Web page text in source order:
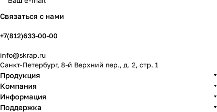
Связаться с нами
+7(812)633-00-00
info@skrap.ru
Санкт-Петербург, 8-й Верхний пер., д. 2, стр. 1
Продукция
Компания
Информация
Поддержка